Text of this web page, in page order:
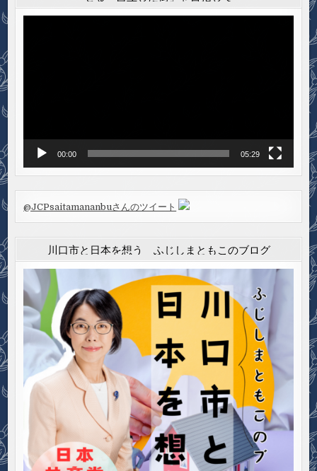
00:00 05:29
@JCPsaitamananbuさんのツイート
川口市と日本を想う ふじしまともこのブログ